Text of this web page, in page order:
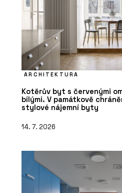
ARCHITEKTURA
Kotěrův byt s červenými
bílými. V památkově
stylové nájemní byty
14. 7. 2026